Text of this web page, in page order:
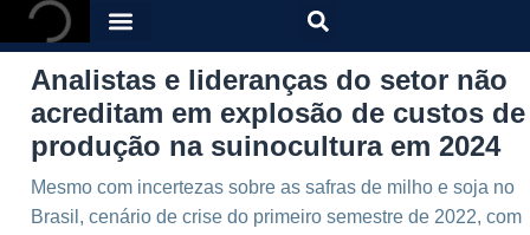
Analistas e lideranças do setor não
acreditam em explosão de custos de
produção na suinocultura em 2024
Mesmo com incertezas sobre as safras de milho e soja no
Brasil, cenário de crise do primeiro semestre de 2022, com